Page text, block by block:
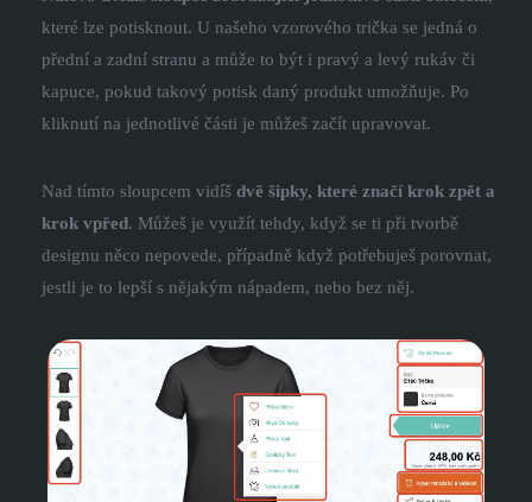
které lze potisknout. U našeho vzorového trička se jedná o
přední a zadní stranu a může to být i pravý a levý rukáv či
kapuce, pokud takový potisk daný produkt umožňuje. Po
kliknutí na jednotlivé části je můžeš začít upravovat.
Nad tímto sloupcem vidíš dvě šipky, které značí krok zpět a
krok vpřed. Můžeš je využít tehdy, když se ti při tvorbě
designu něco nepovede, případně když potřebuješ porovnat,
jestli je to lepší s nějakým nápadem, nebo bez něj.